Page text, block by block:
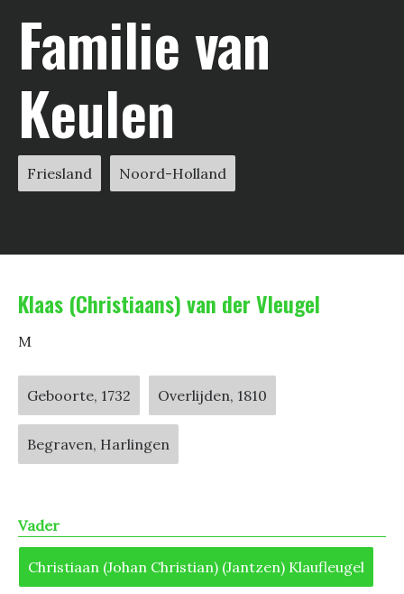
Familie van
Keulen
Friesland Noord-Holland
Klaas (Christiaans) van der Vleugel
M
Geboorte, 1732 Overlijden, 1810
Begraven, Harlingen
Vader
Christiaan (Johan Christian) (Jantzen) Klaufleugel